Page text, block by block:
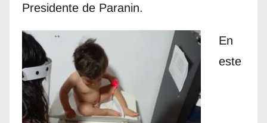
Presidente de Paranin.
En
este